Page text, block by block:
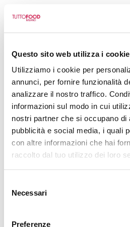
Questo sito web utilizza i cookie
Utilizziamo i cookie per
annunci, per fornire funzionalità
analizzare il nostro traffico.
informazioni sul modo in cui
nostri partner che si occupano di
pubblicità e social media, i quali
con altre informazioni che hai
raccolto dal tuo utilizzo dei loro
delNecessari
Preferenze
Guided
local
Albania
and
Hall 4 - Booth P25
Mountain lands and ancient